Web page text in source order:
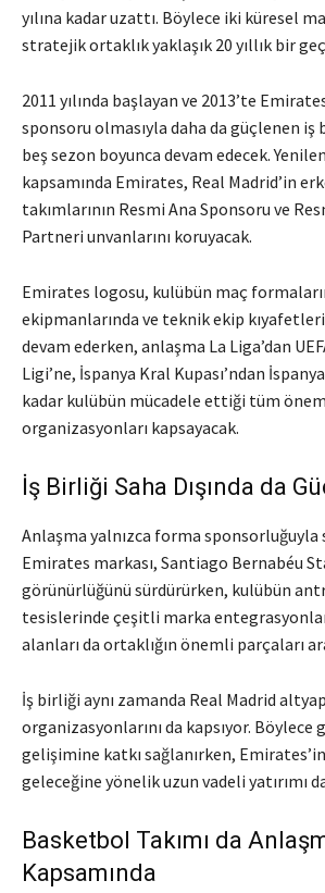
yılına kadar uzattı. Böylece iki küresel
stratejik ortaklık yaklaşık 20 yıllık bir
2011 yılında başlayan ve 2013’te
sponsoru olmasıyla daha da güçlenen
beş sezon boyunca devam edecek.
kapsamında Emirates, Real Madrid’in
takımlarının Resmi Ana Sponsoru ve
Partneri unvanlarını koruyacak.
Emirates logosu, kulübün maç
ekipmanlarında ve teknik ekip
devam ederken, anlaşma La Liga’dan
Ligi’ne, İspanya Kral Kupası’ndan
kadar kulübün mücadele ettiği tüm
organizasyonları kapsayacak.
İş Birliği Saha Dışında da
Anlaşma yalnızca forma sponsorluğuyla
Emirates markası, Santiago Bernabéu
görünürlüğünü sürdürürken, kulübün
tesislerinde çeşitli marka
alanları da ortaklığın önemli parçaları
İş birliği aynı zamanda Real Madrid
organizasyonlarını da kapsıyor. Böylece
gelişimine katkı sağlanırken,
geleceğine yönelik uzun vadeli yatırımı
Basketbol Takımı da
Kapsamında